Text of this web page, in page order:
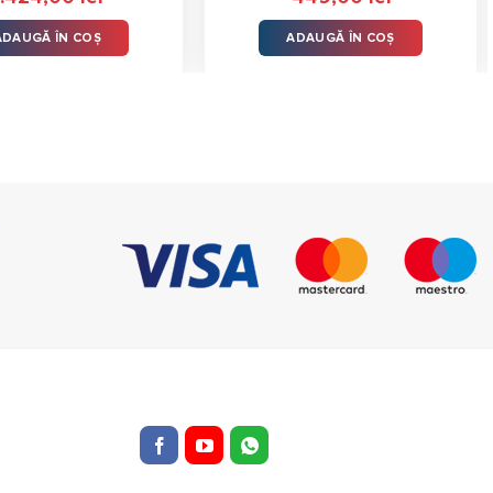
ÎN COȘ
stele
din 5
ADAUGĂ ÎN COȘ